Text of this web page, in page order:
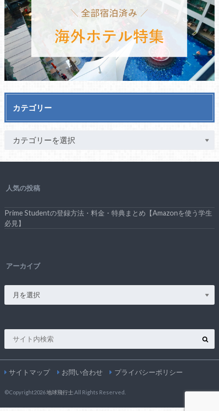
カテゴリー
人気の投稿
Prime Studentの登録方法・料金・特典まとめ【Amazonを使う学生
必見】
アーカイブ
サイトマップ お問い合わせ プライバシーポリシー
©Copyright2026地球飛行士.All Rights Reserved.